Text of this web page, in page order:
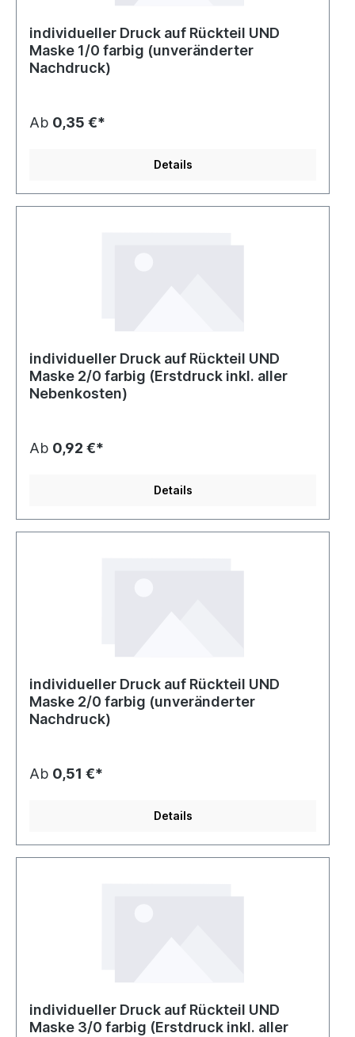
individueller Druck auf Rückteil UND
Maske 1/0 farbig (unveränderter
Nachdruck)
Ab 0,35 €*
Details
individueller Druck auf Rückteil UND
Maske 2/0 farbig (Erstdruck inkl. aller
Nebenkosten)
Ab 0,92 €*
Details
individueller Druck auf Rückteil UND
Maske 2/0 farbig (unveränderter
Nachdruck)
Ab 0,51 €*
Details
individueller Druck auf Rückteil UND
Maske 3/0 farbig (Erstdruck inkl. aller